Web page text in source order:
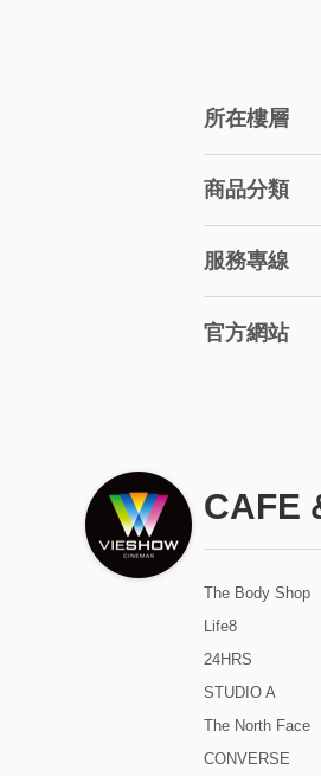
所在樓層
商品分類
服務專線
官方網站
CAFE
The Body Shop
Life8
24HRS
STUDIO A
The North Face
CONVERSE